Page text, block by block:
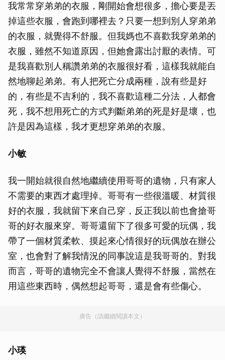
我常常穿弟弟的衣服，剛開始會想很多，擔心要是丟
掉這些衣服，會跑到哪裡去？只要一想到別人穿弟弟
的衣服，就覺得不舒服。但我媽也不喜歡我穿弟弟的
衣服，雖然不知道原因，但她會露出討厭的表情。可
是我喜歡別人稱讚弟弟的衣服很好看，這樣我就能自
然地聊起弟弟。有人把死亡分成兩種，說有些是好
的，有些是不吉利的，我不喜歡這種二分法，人都會
死，我不想用死亡的方式判斷弟弟的死是好是壞，也
許是因為這樣，我才更想穿弟弟的衣服。
小敏
我一開始就很自然地繼續使用哥哥的遺物，只有家人
不需要的東西才處理掉。哥哥有一些很溫暖、材質很
好的衣服，我就留下來自己穿，反正我以前也會搶哥
哥的好衣服來穿。哥哥還留下了很多可愛的玩偶，我
帶了一個材質柔軟、摸起來心情很好的玩偶放在辦公
室，也會對了解我情況的同事說這是我哥哥的。對我
而言，哥哥的遺物完全不會讓人覺得不舒服，當然在
用這些東西時，偶然想起哥哥，還是會有些傷心。
廣告（請繼續閱讀本文）
小瑛